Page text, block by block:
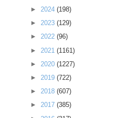
► 2024 (198)
► 2023 (129)
► 2022 (96)
► 2021 (1161)
► 2020 (1227)
► 2019 (722)
► 2018 (607)
► 2017 (385)